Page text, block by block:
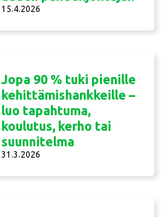
15.4.2026
Jopa 90 % tuki pienille
kehittämishankkeille –
luo tapahtuma,
koulutus, kerho tai
suunnitelma
31.3.2026